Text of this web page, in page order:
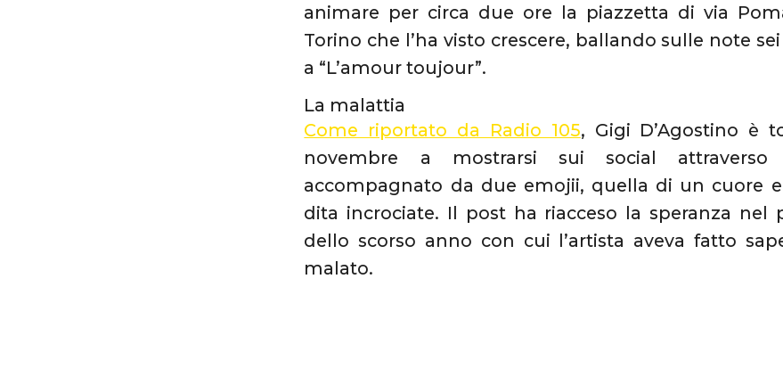
animare per circa due ore la piazzetta di via
Torino che l’ha visto crescere, ballando sulle note
a “L’amour toujour”.
La malattia
Come riportato da Radio 105, Gigi D’Agostino è
novembre a mostrarsi sui social
accompagnato da due emojii, quella di un cuore
dita incrociate. Il post ha riacceso la speranza nel
dello scorso anno con cui l’artista aveva fatto
malato.